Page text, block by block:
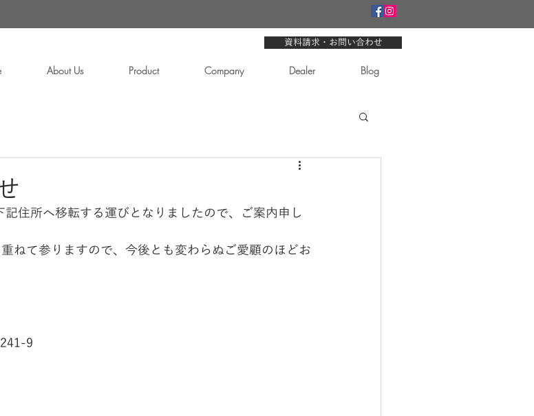
資料請求・お問い合わせ
About Us Product Company Dealer Blog
住所へ移転する運びとなりましたので、ご案内申し
ねて参りますので、今後とも変わらぬご愛顧のほどお
9